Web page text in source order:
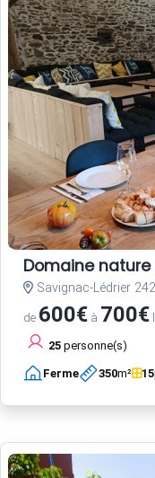
Domaine
Savignac-Lédrier
de 600€ à 700€
25 personne(s)
Ferme 350m² 15